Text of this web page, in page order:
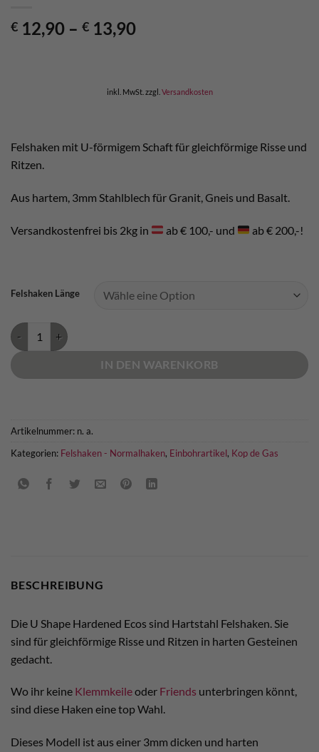
€ 12,90 – € 13,90
inkl. MwSt. zzgl. Versandkosten
Felshaken mit U-förmigem Schaft für gleichförmige Risse und
Ritzen.
Aus hartem, 3mm Stahlblech für Granit, Gneis und Basalt.
Versandkostenfrei bis 2kg in ab € 100,- und ab € 200,-!
Felshaken Länge
Kop de Gas U Shape Hardened Ecos Menge
IN DEN WARENKORB
Artikelnummer: n. a.
Kategorien: Felshaken - Normalhaken, Einbohrartikel, Kop de Gas
BESCHREIBUNG
Die U Shape Hardened Ecos sind Hartstahl Felshaken. Sie
sind für gleichförmige Risse und Ritzen in harten Gesteinen
gedacht.
Wo ihr keine Klemmkeileoder Friends unterbringen könnt,
sind diese Haken eine top Wahl.
Dieses Modell ist aus einer 3mm dicken und harten